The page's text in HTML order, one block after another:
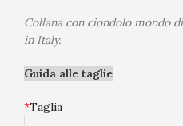
Collana con ciondolo mondo
in Italy.
Guida alle taglie
*Taglia